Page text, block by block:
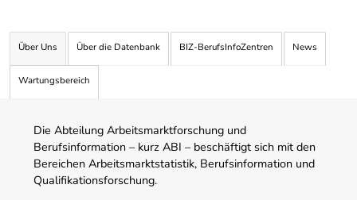
Über Uns Über die Datenbank BIZ-BerufsInfoZentren News
Wartungsbereich
Die Abteilung Arbeitsmarktforschung und
Berufsinformation – kurz ABI – beschäftigt sich mit den
Bereichen Arbeitsmarktstatistik, Berufsinformation und
Qualifikationsforschung.